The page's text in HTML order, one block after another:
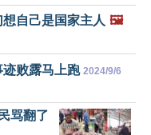
自己是国家主人 🖼️
迹败露马上跑 2024/9/6
骂翻了